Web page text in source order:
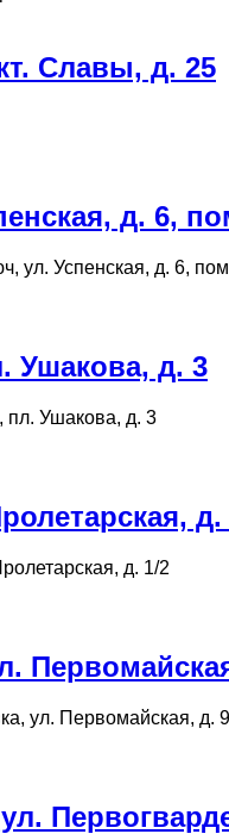
Славы, д. 25
д. 6,
ул. Успенская, д. 6,
Ушакова, д. 3
пл. Ушакова, д. 3
д.
д. 1/2
ул. Первомайская, д. 9